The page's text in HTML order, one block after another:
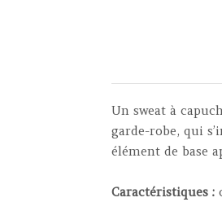
Un sweat à
garde-robe, qui
élément de base
Caractéristiques :